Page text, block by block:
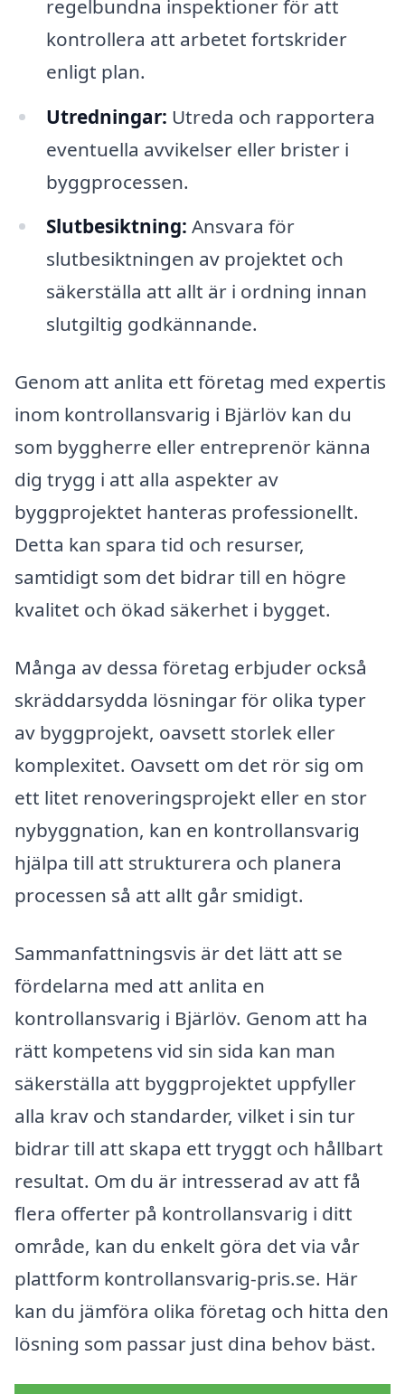
regelbundna inspektioner för att
kontrollera att arbetet fortskrider
enligt plan.
Utredningar: Utreda och rapportera
eventuella avvikelser eller brister i
byggprocessen.
Slutbesiktning: Ansvara för
slutbesiktningen av projektet och
säkerställa att allt är i ordning innan
slutgiltig godkännande.
Genom att anlita ett företag med expertis
inom kontrollansvarig i Bjärlöv kan du
som byggherre eller entreprenör känna
dig trygg i att alla aspekter av
byggprojektet hanteras professionellt.
Detta kan spara tid och resurser,
samtidigt som det bidrar till en högre
kvalitet och ökad säkerhet i bygget.
Många av dessa företag erbjuder också
skräddarsydda lösningar för olika typer
av byggprojekt, oavsett storlek eller
komplexitet. Oavsett om det rör sig om
ett litet renoveringsprojekt eller en stor
nybyggnation, kan en kontrollansvarig
hjälpa till att strukturera och planera
processen så att allt går smidigt.
Sammanfattningsvis är det lätt att se
fördelarna med att anlita en
kontrollansvarig i Bjärlöv. Genom att ha
rätt kompetens vid sin sida kan man
säkerställa att byggprojektet uppfyller
alla krav och standarder, vilket i sin tur
bidrar till att skapa ett tryggt och hållbart
resultat. Om du är intresserad av att få
flera offerter på kontrollansvarig i ditt
område, kan du enkelt göra det via vår
plattform kontrollansvarig-pris.se. Här
kan du jämföra olika företag och hitta den
lösning som passar just dina behov bäst.